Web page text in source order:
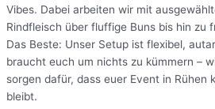
Vibes. Dabei arbeiten wir mit
Rindfleisch über fluffige Buns bis hin zu
Das Beste: Unser Setup ist flexibel,
braucht euch um nichts zu kümmern –
sorgen dafür, dass euer Event in Rühen
bleibt.